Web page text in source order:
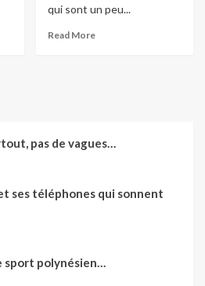
qui sont un peu...
Read More
pas de vagues…
ses téléphones qui sonnent
sport polynésien…